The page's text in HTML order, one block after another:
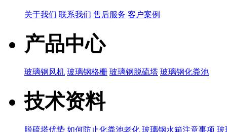
关于我们 联系我们 售后服务 客户案例
产品中心
玻璃钢风机 玻璃钢格栅 玻璃钢脱硫塔 玻璃钢化粪池
技术资料
脱硫塔优势 如何防止化粪池老化 玻璃钢水箱注意事项 玻